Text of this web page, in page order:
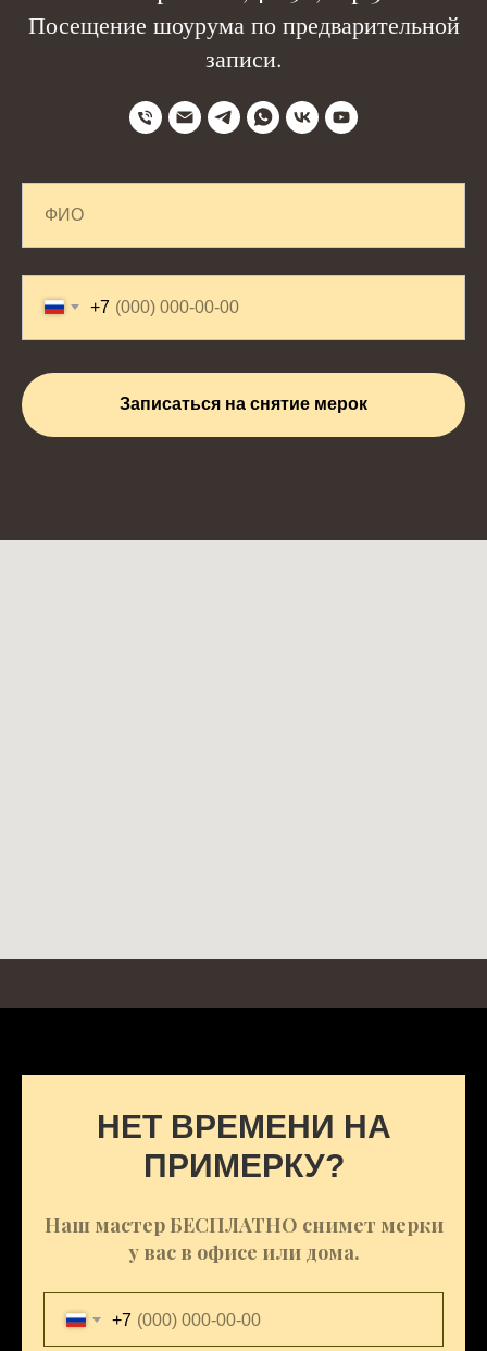
Посещение шоурума по предварительной
записи.
+7
Записаться на снятие мерок
НЕТ ВРЕМЕНИ НА
ПРИМЕРКУ?
Наш мастер БЕСПЛАТНО снимет мерки
у вас в офисе или дома.
+7